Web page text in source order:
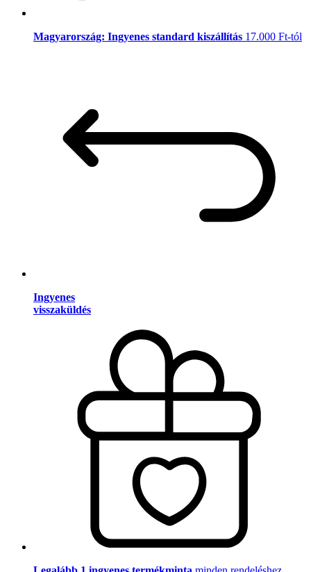
Magyarország: Ingyenes standard kiszállítás 17.000 Ft-tól
Ingyenes
visszaküldés